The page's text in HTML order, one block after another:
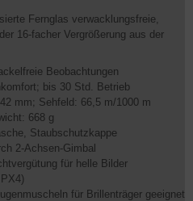
Fernglas verwacklungsfreie,
16-facher Vergrößerung aus der
Beobachtungen
bis 30 Std. Betrieb
mm; Sehfeld: 66,5 m/1000 m
668 g
Staubschutzkappe
2-Achsen-Gimbal
für helle Bilder
für Brillenträger geeignet